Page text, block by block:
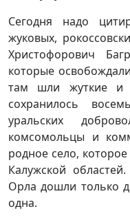
Сегодня надо
жуковых,
Христофорович
которые
там шли жуткие и
сохранилось
уральских
комсомольцы и
родное село,
Калужской
Орла дошли только
одна.